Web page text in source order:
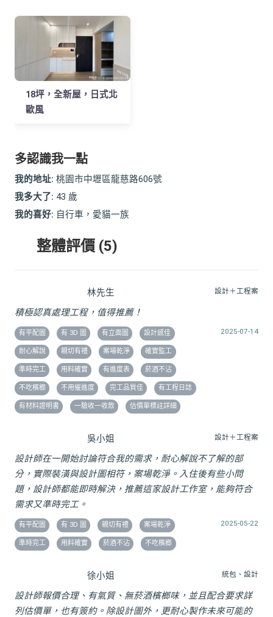
18坪，全新屋，日式北
歐風
多認識我一點
我的地址: 桃園市中壢區龍慈路606號
我多大了: 43 歲
我的喜好: 自行車，愛貓一族
整體評價 (5)
林先生 設計＋工程案
積極認真處理工程，值得推薦！
有平配圖 有 3D 圖 有立面圖 設計感佳
耐心解說 親切有禮 案場乾淨 確實監工
準時完工 用料確實 有進度表 菸酒不沾
不吃檳榔 不用催進度 完工品質佳 有工程日誌
有材料證明書 一驗收一收款 估價單標註詳細
2025-07-14
吳小姐 設計＋工程案
設計師在一開始討論符合我的需求，耐心解說不了解的部
分，實際裝潢與設計圖相符，案場乾淨。入住後有些小問
題，設計師都能即時解決，推薦這家設計工作室，能夠符合
需求又準時完工。
有平配圖 有 3D 圖 親切有禮 案場乾淨
準時完工 用料確實 菸酒不沾 不吃檳榔
2025-05-22
徐小姐 統包、設計
設計師報價合理、有氣質、無菸酒檳榔味，並且配合要求詳
列估價單，也有簽約。除設計圖外，更耐心製作未來可能的